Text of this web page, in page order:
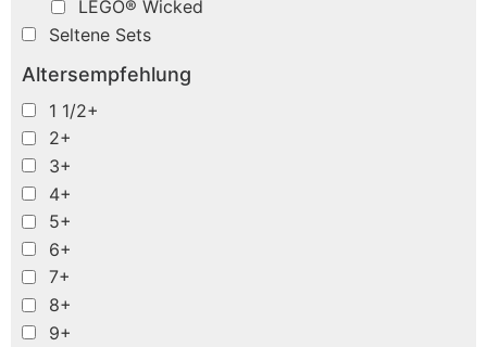
LEGO® Wicked
Seltene Sets
Altersempfehlung
1 1/2+
2+
3+
4+
5+
6+
7+
8+
9+